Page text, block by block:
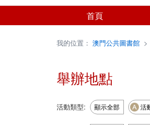
首頁
我的位置： 澳門公共圖書館 >
舉辦地點
活動類型: 顯示全部 活